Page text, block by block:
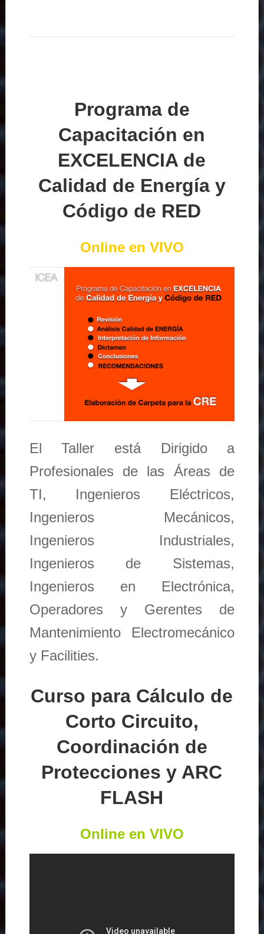
Programa de
Capacitación en
EXCELENCIA de
Calidad de Energía y
Código de RED
Online en VIVO
El Taller está Dirigido a
Profesionales de las Áreas de
TI, Ingenieros Eléctricos,
Ingenieros Mecánicos,
Ingenieros Industriales,
Ingenieros de Sistemas,
Ingenieros en Electrónica,
Operadores y Gerentes de
Mantenimiento Electromecánico
y Facilities.
Curso para Cálculo de
Corto Circuito,
Coordinación de
Protecciones y ARC
FLASH
Online en VIVO